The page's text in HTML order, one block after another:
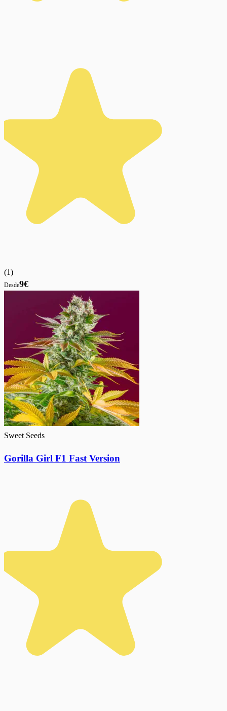
(1)
Desde9€
Sweet Seeds
Gorilla Girl F1 Fast Version